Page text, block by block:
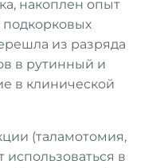
накоплен опыт
из разряда
в рутинный и
в клинической
(таламотомия,
в